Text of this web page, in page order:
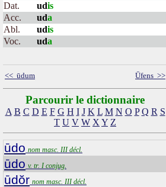
Dat.
udis
Acc.
uda
Abl.
udis
Voc.
uda
<< ūdum Ūfens >>
Parcourir le dictionnaire
A B C D E F G H I J K L M N O P Q R S
T U V W X Y Z
ūdo nom masc. III décl.
ūdo v. tr. I conjug.
ūdŏr nom masc. III décl.